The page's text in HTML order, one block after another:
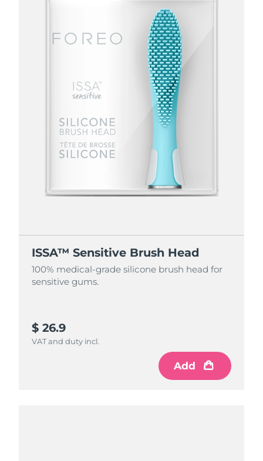
ISSA™ Sensitive Brush Head
100% medical-grade silicone brush head for
sensitive gums.
$ 26.9
VAT and duty incl.
Add